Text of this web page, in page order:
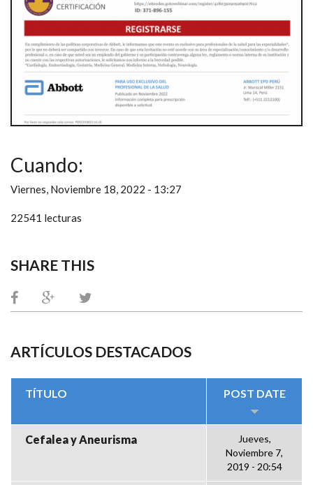
Cuando:
Viernes, Noviembre 18, 2022 - 13:27
22541 lecturas
SHARE THIS
ARTÍCULOS DESTACADOS
TÍTULO POST DATE
Cefalea y Aneurisma
Jueves,
Noviembre 7,
2019 - 20:54